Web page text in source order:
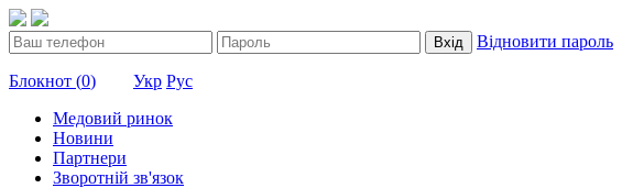
Вхід Відновити пароль
Блокнот (0) Укр Рус
Медовий ринок
Новини
Партнери
Зворотній зв'язок